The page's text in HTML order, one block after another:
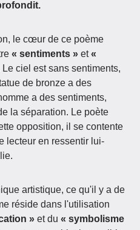
le cœur de ce poème
« sentiments » et«
Le ciel est sans sentiments,
de bronze a des
a des sentiments,
la séparation. Le poète
opposition, il se contente
lecteur en ressentir lui-
artistique, ce qu'il y a de
réside dans l'utilisation
» et du « symbolisme